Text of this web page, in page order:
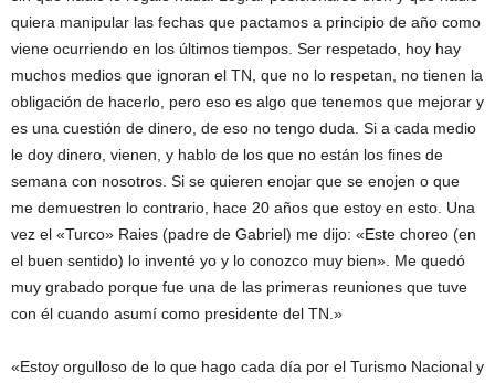
quiera manipular las fechas que pactamos a principio de año como
viene ocurriendo en los últimos tiempos. Ser respetado, hoy hay
muchos medios que ignoran el TN, que no lo respetan, no tienen la
obligación de hacerlo, pero eso es algo que tenemos que mejorar y
es una cuestión de dinero, de eso no tengo duda. Si a cada medio
le doy dinero, vienen, y hablo de los que no están los fines de
semana con nosotros. Si se quieren enojar que se enojen o que
me demuestren lo contrario, hace 20 años que estoy en esto. Una
vez el «Turco» Raies (padre de Gabriel) me dijo: «Este choreo (en
el buen sentido) lo inventé yo y lo conozco muy bien». Me quedó
muy grabado porque fue una de las primeras reuniones que tuve
con él cuando asumí como presidente del TN.»
«Estoy orgulloso de lo que hago cada día por el Turismo Nacional y